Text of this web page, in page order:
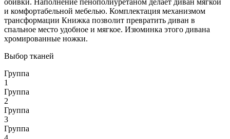
обивки. Наполнение пенополиуретаном делает диван мягкой
и комфортабельной мебелью. Комплектация механизмом
трансформации Книжка позволит превратить диван в
спальное место удобное и мягкое. Изюминка этого дивана
хромированные ножки.
Выбор тканей
Группа
1
Группа
2
Группа
3
Группа